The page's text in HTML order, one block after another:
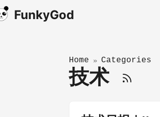
FunkyGod
Home » Categories
技术